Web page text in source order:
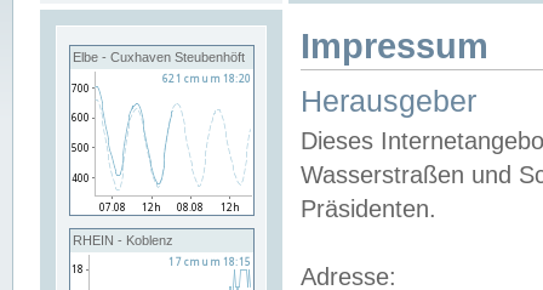
Elbe - Cuxhaven Steubenhöft
RHEIN - Koblenz
Impressum
Herausgeber
Dieses
Wasserstraßen und
Präsidenten.
Adresse: